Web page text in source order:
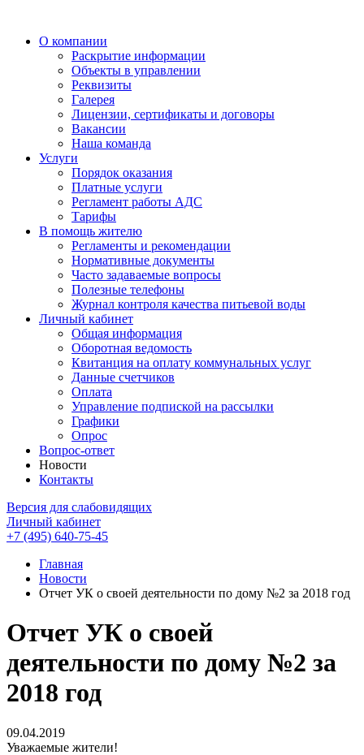
О компании
Раскрытие информации
Объекты в управлении
Реквизиты
Галерея
Лицензии, сертификаты и договоры
Вакансии
Наша команда
Услуги
Порядок оказания
Платные услуги
Регламент работы АДС
Тарифы
В помощь жителю
Регламенты и рекомендации
Нормативные документы
Часто задаваемые вопросы
Полезные телефоны
Журнал контроля качества питьевой воды
Личный кабинет
Общая информация
Оборотная ведомость
Квитанция на оплату коммунальных услуг
Данные счетчиков
Оплата
Управление подпиской на рассылки
Графики
Опрос
Вопрос-ответ
Новости
Контакты
Версия для слабовидящих
Личный кабинет
+7 (495) 640-75-45
Главная
Новости
Отчет УК о своей деятельности по дому №2 за 2018 год
Отчет УК о своей
деятельности по дому №2 за
2018 год
09.04.2019
Уважаемые жители!